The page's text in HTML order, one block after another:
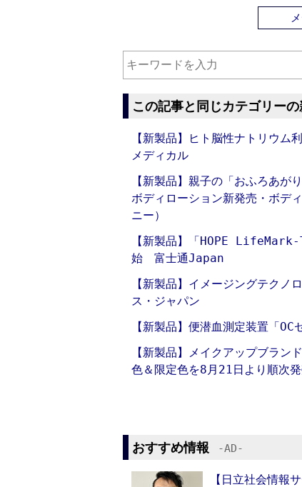
この記事と同じカテゴリー
【新製品】ヒト脳性ナトリウ
メディカル
【新製品】親子の「おふろあが
ボディローション新発売・ボデ
ニー）
【新製品】「HOPE
始 富士通Japan
【新製品】イメージングテク
ス・ジャパン
【新製品】便潜血測定装置「
【新製品】メイクアップブラ
色＆限定色を8月21日より順次
おすすめ情報 ‐AD‐
【日立社会情報